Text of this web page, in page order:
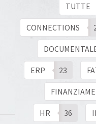
HR
TUTTE
CONNECTIONS
ERP 23
HR 36